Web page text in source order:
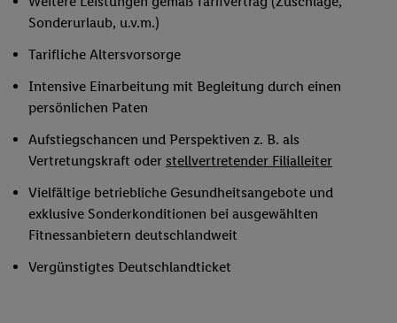
Sonderurlaub, u.v.m.)
Tarifliche Altersvorsorge
Intensive Einarbeitung mit Begleitung durch einen
persönlichen Paten
Aufstiegschancen und Perspektiven z. B. als
Vertretungskraft oder stellvertretender Filialleiter
Vielfältige betriebliche Gesundheitsangebote und
exklusive Sonderkonditionen bei ausgewählten
Fitnessanbietern deutschlandweit
Vergünstigtes Deutschlandticket